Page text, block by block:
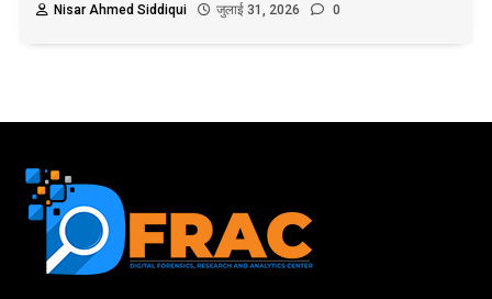
Nisar Ahmed Siddiqui
जुलाई 31, 2026 0